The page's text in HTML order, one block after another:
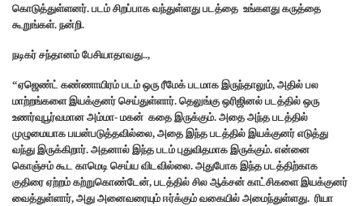
கொடுத்துள்ளனர். படம் சிறப்பாக வந்துள்ளது படத்தை உங்களது கருத்தை
கூறுங்கள். நன்றி.
நடிகர் சந்தானம் பேசியாதாவது..,
“ஏஜெண்ட் கண்ணாயிரம் படம் ஒரு ரீமேக் படமாக இருந்தாலும், அதில் பல
மாற்றங்களை இயக்குனர் செய்துள்ளார். தெலுங்கு ஒரிஜினல் படத்தில் ஒரு
உணர்வுபூர்வமான அம்மா- மகன் கதை இருக்கும். அதை அந்த படத்தில்
முழுமையாக பயன்படுத்தவில்லை, அதை இந்த படத்தில் இயக்குனர் எடுத்து
வந்து இருக்கிறார். அதனால் இந்த படம் புதுவிதமாக இருக்கும். என்னை
கொஞ்சம் கூட காமெடி செய்ய விடவில்லை. அதுபோக இந்த படத்திற்காக
குதிரை ஏற்றம் கற்றுகொண்டேன், படத்தில் சில ஆக்சன் காட்சிகளை இயக்குனர்
வைத்துள்ளார், அது அனைவரையும் ஈர்க்கும் வகையில் அமைந்துள்ளது. ரியா